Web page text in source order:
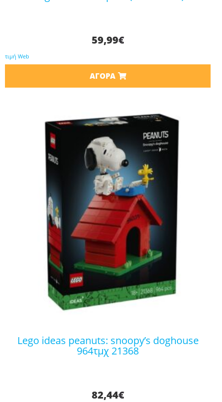
59,99€
τιμή Web
ΑΓΟΡΆ
lego ideas peanuts: snoopy’s doghouse
964τμχ 21368
82,44€